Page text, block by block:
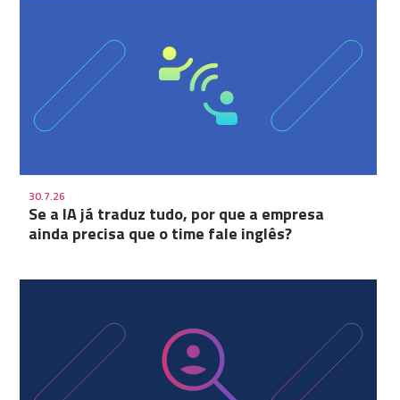
30.7.26
Se a IA já traduz tudo, por que a empresa
ainda precisa que o time fale inglês?